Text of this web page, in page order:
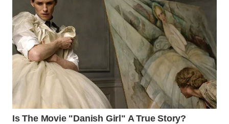
TAPANULI
TENGAH
WN DELI
SERDANG